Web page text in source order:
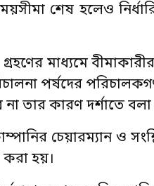
শেষ হলেও
মাধ্যমে বীমাকারীর
পর্ষদের
তার কারণ দর্শাতে বলা
চেয়ারম্যান ও
হয়।